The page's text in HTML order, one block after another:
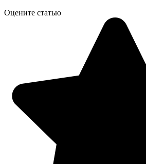
Оцените статью